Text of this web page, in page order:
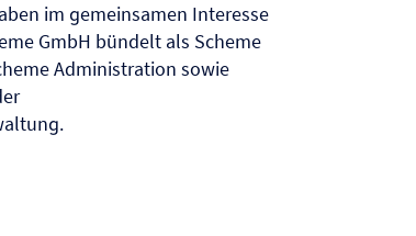
im gemeinsamen Interesse
GmbH bündelt als Scheme
Administration sowie